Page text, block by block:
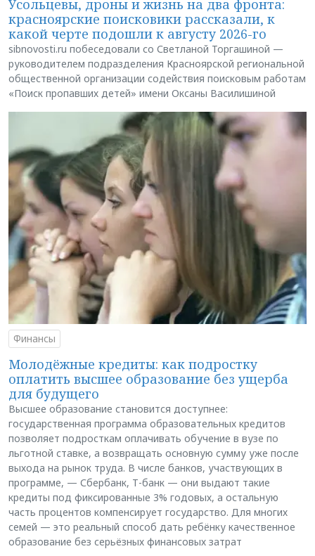
Усольцевы, дроны и жизнь на два фронта:
красноярские поисковики рассказали, к
какой черте подошли к августу 2026-го
sibnovosti.ru побеседовали со Светланой Торгашиной —
руководителем подразделения Красноярской региональной
общественной организации содействия поисковым работам
«Поиск пропавших детей» имени Оксаны Василишиной
Финансы
Молодёжные кредиты: как подростку
оплатить высшее образование без ущерба
для будущего
Высшее образование становится доступнее:
государственная программа образовательных кредитов
позволяет подросткам оплачивать обучение в вузе по
льготной ставке, а возвращать основную сумму уже после
выхода на рынок труда. В числе банков, участвующих в
программе, — Сбербанк, Т-банк — они выдают такие
кредиты под фиксированные 3% годовых, а остальную
часть процентов компенсирует государство. Для многих
семей — это реальный способ дать ребёнку качественное
образование без серьёзных финансовых затрат